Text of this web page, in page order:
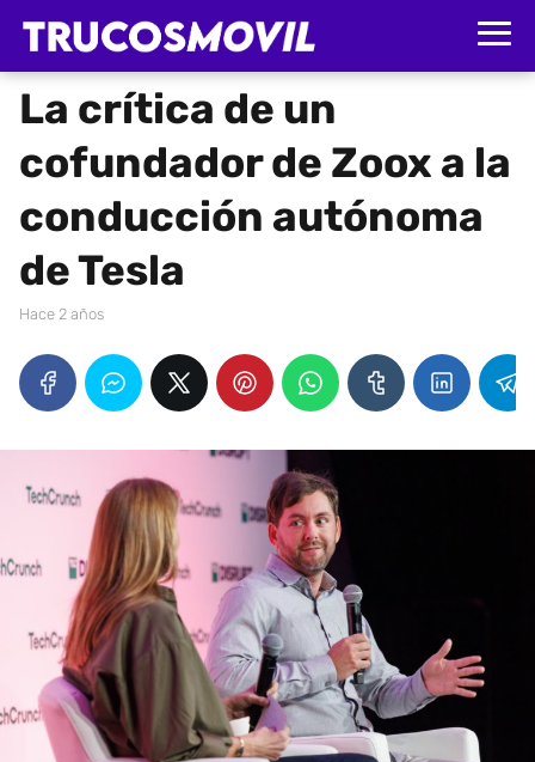
La crítica de un
cofundador de Zoox a la
conducción autónoma
de Tesla
hace 2 años